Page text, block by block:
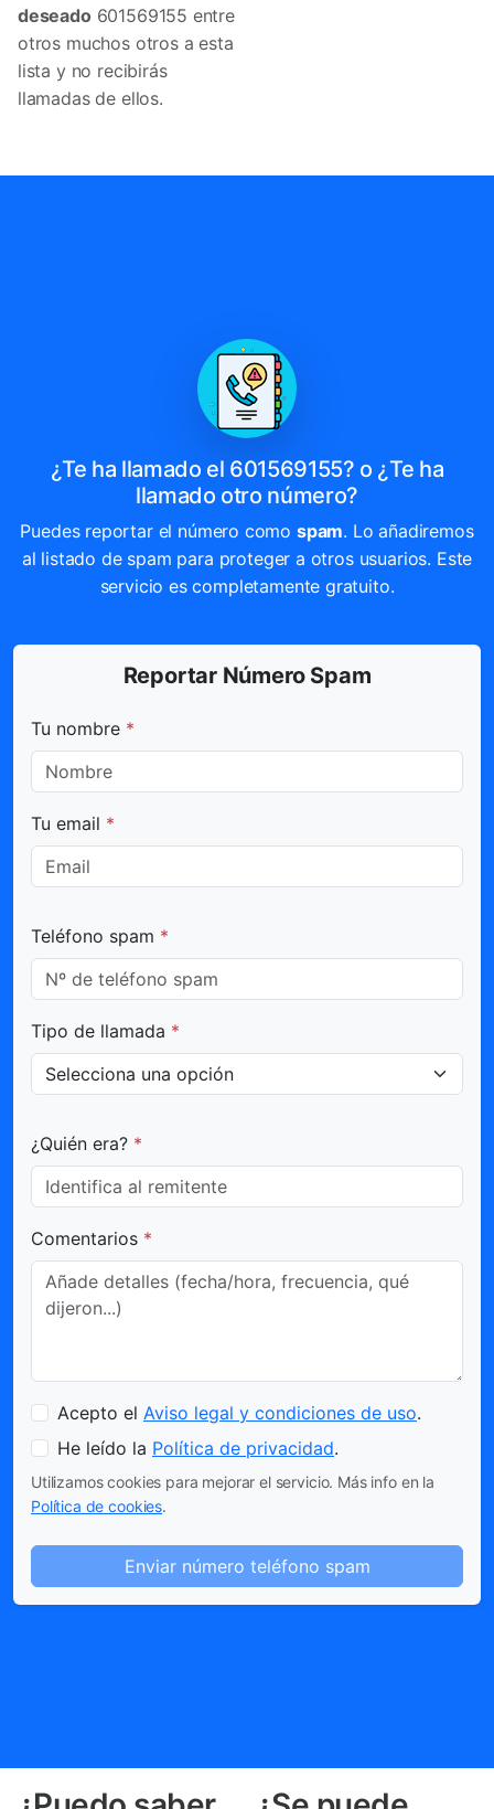
deseado 601569155 entre
otros muchos otros a esta
lista y no recibirás
llamadas de ellos.
¿Te ha llamado el 601569155? o ¿Te ha
llamado otro número?
Puedes reportar el número como spam. Lo añadiremos
al listado de spam para proteger a otros usuarios. Este
servicio es completamente gratuito.
Reportar Número Spam
Tu nombre *
Tu email *
Teléfono spam *
Tipo de llamada *
¿Quién era? *
Comentarios *
Acepto el Aviso legal y condiciones de uso.
He leído la Política de privacidad.
Utilizamos cookies para mejorar el servicio. Más info en la
Política de cookies.
Enviar número teléfono spam